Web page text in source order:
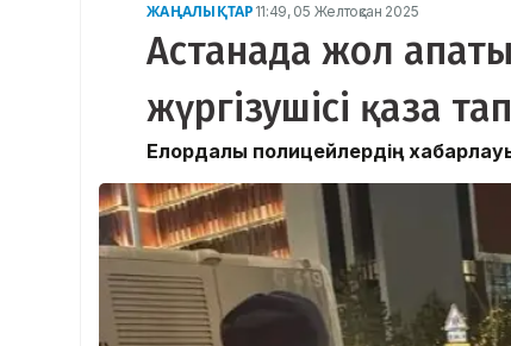
ЖАҢАЛЫҚТАР 11:49, 05 Желтоқсан 2025
Астанада жол
жүргізушісі қаза
Елордалық полицейлердің